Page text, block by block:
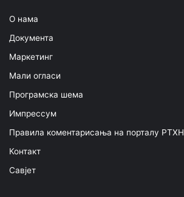
О нама
Документа
Маркетинг
Мали огласи
Програмска шема
Импрессум
Правила коментарисања на порталу РТХН
Контакт
Савјет